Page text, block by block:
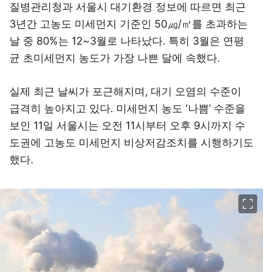
질병관리청과 서울시 대기환경 정보에 따르면 최근
3년간 고농도 미세먼지 기준인 50㎍/㎥를 초과하는
날 중 80%는 12~3월로 나타났다. 특히 3월은 연평
균 초미세먼지 농도가 가장 나쁜 달에 속했다.
실제 최근 날씨가 포근해지며, 대기 오염의 수준이
급격히 높아지고 있다. 미세먼지 농도 ‘나쁨’ 수준을
보인 11일 서울시는 오전 11시부터 오후 9시까지 수
도권에 고농도 미세먼지 비상저감조치를 시행하기도
했다.